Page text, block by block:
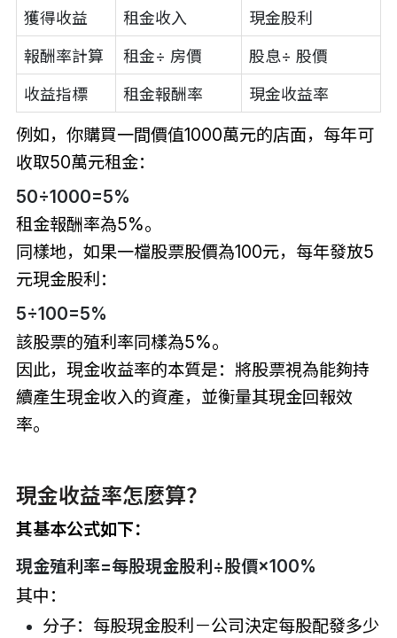
獲得收益 租金收入 現金股利
報酬率計算 租金÷ 房價 股息÷ 股價
收益指標 租金報酬率 現金收益率
例如，你購買一間價值1000萬元的店面，每年可
收取50萬元租金：
50÷1000=5%
租金報酬率為5%。
同樣地，如果一檔股票股價為100元，每年發放5
元現金股利：
5÷100=5%
該股票的殖利率同樣為5%。
因此，現金收益率的本質是：將股票視為能夠持
續產生現金收入的資產，並衡量其現金回報效
率。
現金收益率怎麼算？
其基本公式如下：
現金殖利率=每股現金股利÷股價×100%
其中：
分子：每股現金股利－公司決定每股配發多少